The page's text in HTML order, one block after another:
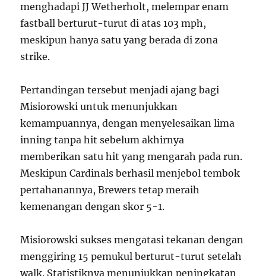
menghadapi JJ Wetherholt, melempar enam
fastball berturut-turut di atas 103 mph,
meskipun hanya satu yang berada di zona
strike.
Pertandingan tersebut menjadi ajang bagi
Misiorowski untuk menunjukkan
kemampuannya, dengan menyelesaikan lima
inning tanpa hit sebelum akhirnya
memberikan satu hit yang mengarah pada run.
Meskipun Cardinals berhasil menjebol tembok
pertahanannya, Brewers tetap meraih
kemenangan dengan skor 5-1.
Misiorowski sukses mengatasi tekanan dengan
menggiring 15 pemukul berturut-turut setelah
walk. Statistiknya menunjukkan peningkatan